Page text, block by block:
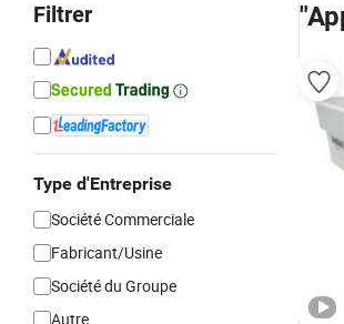
Filtrer
Type d'Entreprise
Société Commerciale
Fabricant/Usine
Société du Groupe
Autre